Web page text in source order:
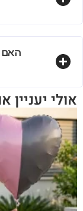
אולי יעניין
האם